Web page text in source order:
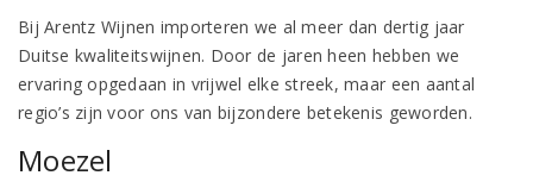
Bij Arentz Wijnen importeren we al meer dan dertig jaar
Duitse kwaliteitswijnen. Door de jaren heen hebben we
ervaring opgedaan in vrijwel elke streek, maar een aantal
regio’s zijn voor ons van bijzondere betekenis geworden.
Moezel